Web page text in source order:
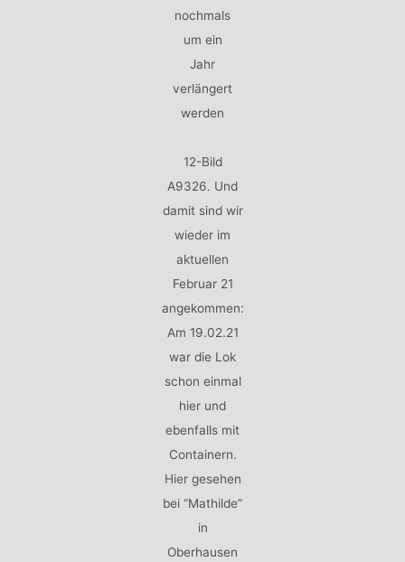
nochmals
um ein
Jahr
verlängert
werden
12-Bild
A9326. Und
damit sind wir
wieder im
aktuellen
Februar 21
angekommen:
Am 19.02.21
war die Lok
schon einmal
hier und
ebenfalls mit
Containern.
Hier gesehen
bei “Mathilde”
in
Oberhausen